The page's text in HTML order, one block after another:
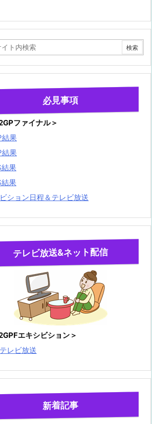
必見事項
ファイナル＞
結果
結果
果
果
ション日程＆テレビ放送
テレビ放送&ネット配信
エキシビション＞
レビ放送
新着記事